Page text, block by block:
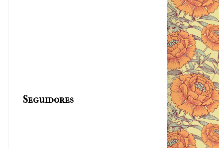
Seguidores